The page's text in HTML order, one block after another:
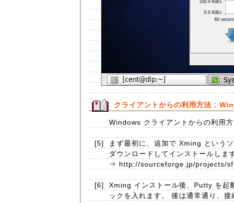
クライアントからの利用方法 :
Windows クライアントからの利用方
[5]
まず最初に、追加で Xming という
ダウンロードしてインストールしま
⇒ http://sourceforge.jp/projects/
[6]
Xming インストール後、Putty を起
ックを入れます。 後は通常通り、